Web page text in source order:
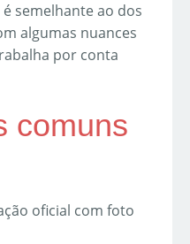
semelhante ao dos
algumas nuances
por conta
comuns
oficial com foto